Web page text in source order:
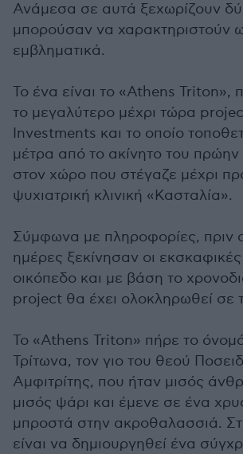
Ανάμεσα σε αυτά ξεχωρίζουν
μπορούσαν να χαρακτηριστούν
εμβληματικά.
To ένα είναι το «Athens Triton»,
το μεγαλύτερο μέχρι τώρα
Investments και το οποίο
μέτρα από το ακίνητο του
στον χώρο που στέγαζε μέχρι
ψυχιατρική κλινική «Κασταλία».
Σύμφωνα με πληροφορίες, πριν
ημέρες ξεκίνησαν οι
οικόπεδο και με βάση το
project θα έχει ολοκληρωθεί σε
Το «Athens Triton» πήρε το
Τρίτωνα, τον γιο του θεού
Αμφιτρίτης, που ήταν μισός
μισός ψάρι και έμενε σε ένα
μπροστά στην ακροθαλασσιά.
είναι να δημιουργηθεί ένα